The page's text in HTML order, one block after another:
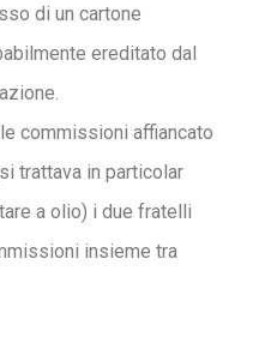
di un cartone
ereditato dal
commissioni affiancato
trattava in particolar
a olio) i due fratelli
insieme tra